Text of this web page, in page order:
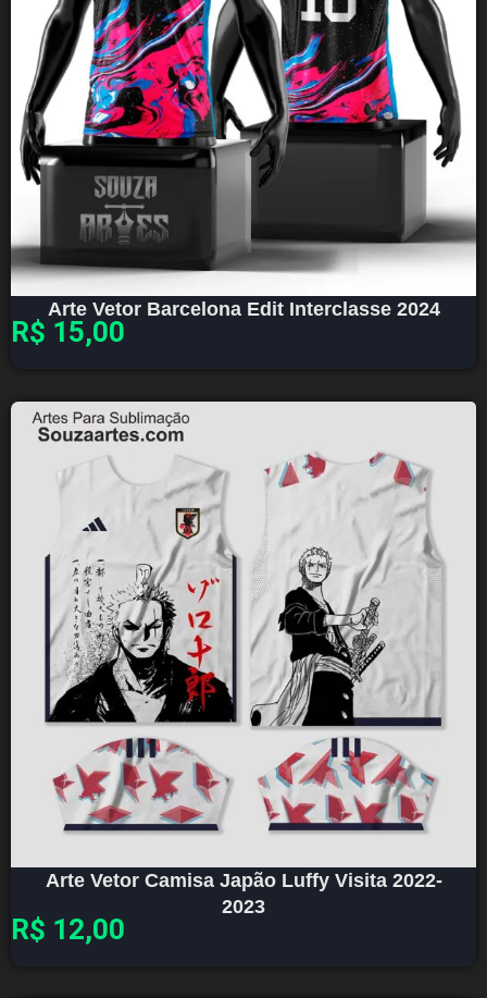
Arte Vetor Barcelona Edit Interclasse 2024
R$ 15,00
Arte Vetor Camisa Japão Luffy Visita 2022-
2023
R$ 12,00